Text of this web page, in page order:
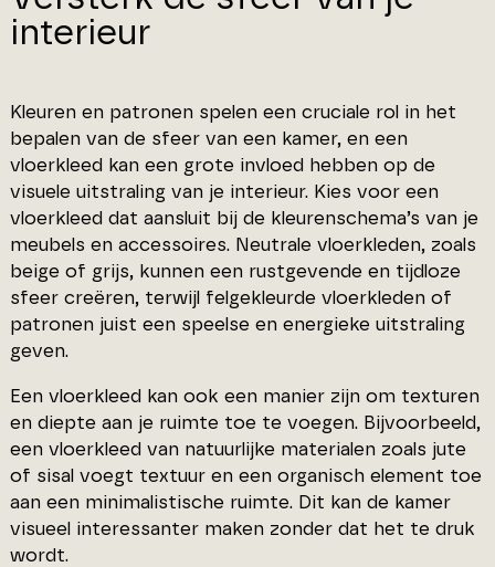
interieur
Kleuren en patronen spelen een cruciale rol in het
bepalen van de sfeer van een kamer, en een
vloerkleed kan een grote invloed hebben op de
visuele uitstraling van je interieur. Kies voor een
vloerkleed dat aansluit bij de kleurenschema’s van je
meubels en accessoires. Neutrale vloerkleden, zoals
beige of grijs, kunnen een rustgevende en tijdloze
sfeer creëren, terwijl felgekleurde vloerkleden of
patronen juist een speelse en energieke uitstraling
geven.
Een vloerkleed kan ook een manier zijn om texturen
en diepte aan je ruimte toe te voegen. Bijvoorbeeld,
een vloerkleed van natuurlijke materialen zoals jute
of sisal voegt textuur en een organisch element toe
aan een minimalistische ruimte. Dit kan de kamer
visueel interessanter maken zonder dat het te druk
wordt.